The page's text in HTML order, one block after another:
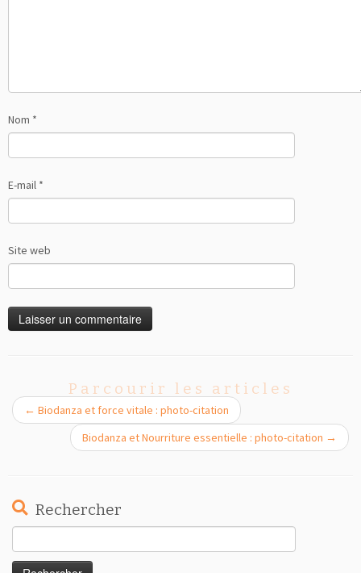
Nom *
E-mail *
Site web
Parcourir les articles
← Biodanza et force vitale : photo-citation
Biodanza et Nourriture essentielle : photo-citation →
Rechercher